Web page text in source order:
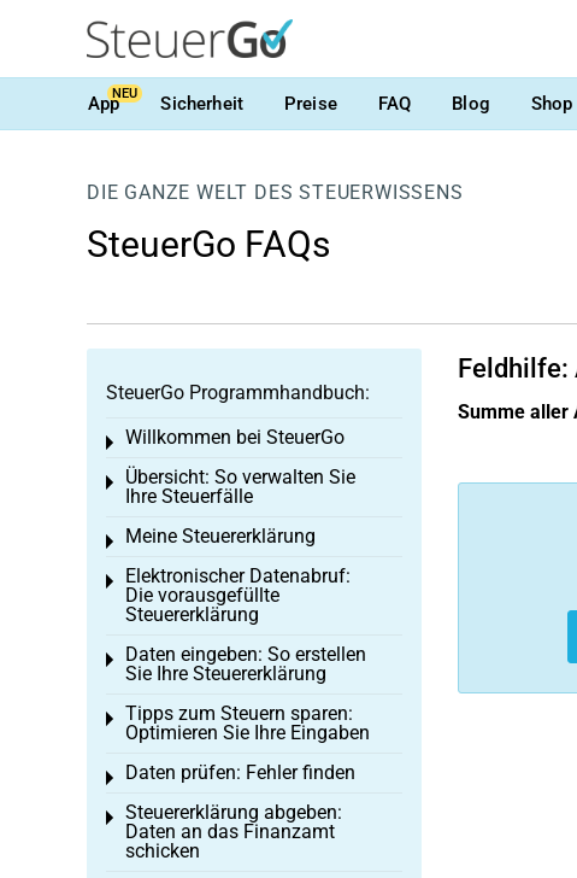
AppNEU Sicherheit Preise FAQ Blog Shop
DIE GANZE WELT DES STEUERWISSENS
SteuerGo FAQs
Feldhilfe:
Summe aller
SteuerGo Programmhandbuch:
Willkommen bei SteuerGo
Toggle menu
Übersicht: So verwalten Sie
Ihre Steuerfälle
Toggle menu
Meine Steuererklärung
Toggle menu
Elektronischer Datenabruf:
Die vorausgefüllte
Steuererklärung
Toggle menu
Daten eingeben: So erstellen
Sie Ihre Steuererklärung
Toggle menu
Tipps zum Steuern sparen:
Optimieren Sie Ihre Eingaben
Toggle menu
Daten prüfen: Fehler finden
Toggle menu
Steuererklärung abgeben:
Daten an das Finanzamt
schicken
Toggle menu